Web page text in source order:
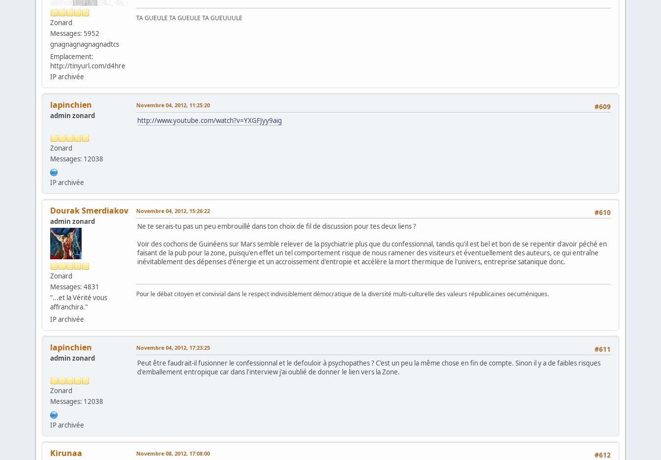
Zonard
Messages: 5952
gnagnagnagnagnadtcs
Emplacement:
http://tinyurl.com/d4hre
IP archivée
TA GUEULE TA GUEULE TA GUEUUULE
lapinchien
admin zonard
Zonard
Messages: 12038
IP archivée
#609
Novembre 04, 2012, 11:25:20
http://www.youtube.com/watch?v=YXGFJyy9aig
Dourak Smerdiakov
admin zonard
Zonard
Messages: 4831
"...et la Vérité vous
affranchira."
IP archivée
#610
Novembre 04, 2012, 15:26:22
Ne te serais-tu pas un peu embrouillé dans ton choix de fil de discussion pour tes deux liens ?
Voir des cochons de Guinéens sur Mars semble relever de la psychiatrie plus que du confessionnal, tandis qu'il est bel et bon de se repentir d'avoir péché en
faisant de la pub pour la zone, puisqu'en effet un tel comportement risque de nous ramener des visiteurs et éventuellement des auteurs, ce qui entraîne
inévitablement des dépenses d'énergie et un accroissement d'entropie et accélère la mort thermique de l'univers, entreprise satanique donc.
Pour le débat citoyen et convivial dans le respect indivisiblement démocratique de la diversité multi-culturelle des valeurs républicaines oecuméniques.
lapinchien
admin zonard
Zonard
Messages: 12038
IP archivée
#611
Novembre 04, 2012, 17:23:25
Peut être faudrait-il fusionner le confessionnal et le defouloir à psychopathes ? C'est un peu la même chose en fin de compte. Sinon il y a de faibles risques
d'emballement entropique car dans l'interview j'ai oublié de donner le lien vers la Zone.
Kirunaa #612
Novembre 08, 2012, 17:08:00